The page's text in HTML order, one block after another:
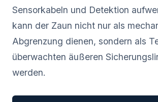
Sensorkabeln und Detektion
kann der Zaun nicht nur als
Abgrenzung dienen, sondern als
überwachten äußeren
werden.